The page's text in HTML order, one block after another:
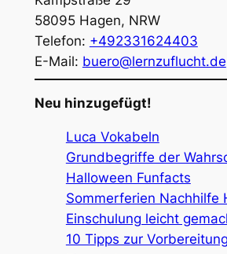
58095Hagen, NRW
Telefon: +492331624403
E-Mail: buero@lernzuflucht.de
Neu hinzugefügt!
Luca Vokabeln
Grundbegriffe der
Halloween Funfacts
Sommerferien Nachhilfe
Einschulung leicht
10 Tipps zur